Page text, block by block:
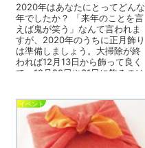
2020年はあなたにとってどんな
年でしたか？ 「来年のことを言
えば鬼が笑う」なんて言われま
すが、2020年のうちに正月飾り
は準備しましょう。大掃除が終
われば12月13日から飾って良く
て、12月29日や31日に飾るのは
イベント